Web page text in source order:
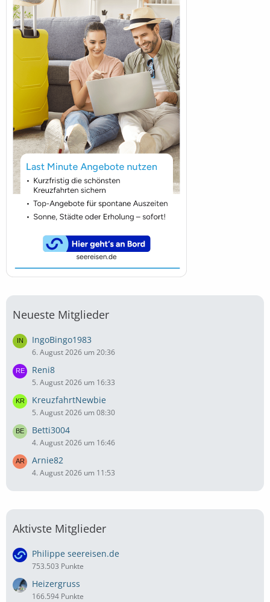
Neueste Mitglieder
IngoBingo1983
6. August 2026 um 20:36
Reni8
5. August 2026 um 16:33
KreuzfahrtNewbie
5. August 2026 um 08:30
Betti3004
4. August 2026 um 16:46
Arnie82
4. August 2026 um 11:53
Aktivste Mitglieder
Philippe seereisen.de
753.503 Punkte
Heizergruss
166.594 Punkte